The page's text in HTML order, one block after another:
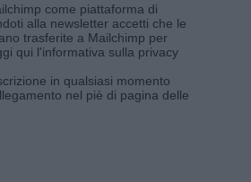
come piattaforma di
alla newsletter accetti che le
trasferite a Mailchimp per
qui l'informativa sulla privacy
in qualsiasi momento
nel piè di pagina delle